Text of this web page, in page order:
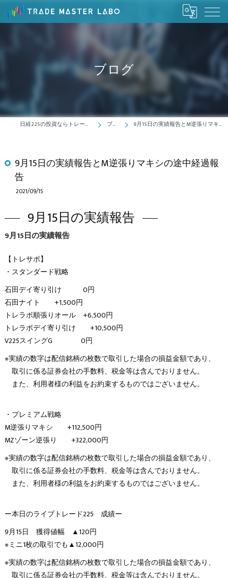
ブログ
日経225の投資ならトレードマスターラボ ブログ 9月15日の実績報告とM逆張りマキシの途中経過報告
9月15日の実績報告とM逆張りマキシの途中経過報
告
2021/09/15
9月15日の実績報告
9月15日の実績報告
【トレサポ】
・スタンダード戦略
石田デイ寄り引け 0円
石田ナイト +1,500円
トレラボ順張りオール +6,500円
トレラボデイ寄り引け +10,500円
V225スイングG 0円
※実績の数字は配信銘柄の枚数で取引した場合の損益金額であり、
取引に係る証券会社の手数料、税金等は含んでおりません。
また、利用者様の利益をお約束するものではございません。
・プレミアム戦略
M逆張りマキシ +112,500円
MZゾーン逆張り +322,000円
※実績の数字は配信銘柄の枚数で取引した場合の損益金額であり、
取引に係る証券会社の手数料、税金等は含んでおりません。
また、利用者様の利益をお約束するものではございません。
ー本日のライブトレード225 成績ー
9月15日 獲得値幅 ▲120円
※ミニ1枚の取引でも▲12,000円
※実績の数字は配信銘柄の枚数で取引した場合の損益金額であり、
取引に係る証券会社の手数料、税金等は含んでおりません。